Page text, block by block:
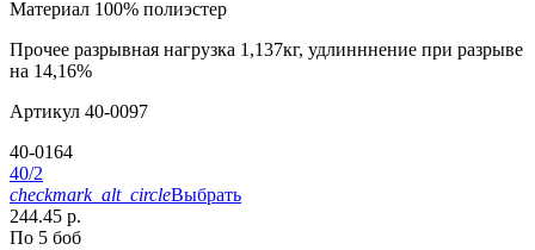
Материал 100% полиэстер
Прочее разрывная нагрузка 1,137кг, удлинннение при разрыве
на 14,16%
Артикул 40-0097
40-0164
40/2
checkmark_alt_circleВыбрать
244.45 р.
По 5 боб